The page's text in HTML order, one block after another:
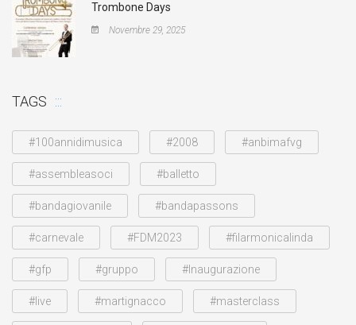
Trombone Days
Novembre 29, 2025
TAGS
#100annidimusica #2008 #anbimafvg
#assembleasoci #balletto
#bandagiovanile #bandapassons
#carnevale #FDM2023 #filarmonicalinda
#gfp #gruppo #Inaugurazione
#live #martignacco #masterclass